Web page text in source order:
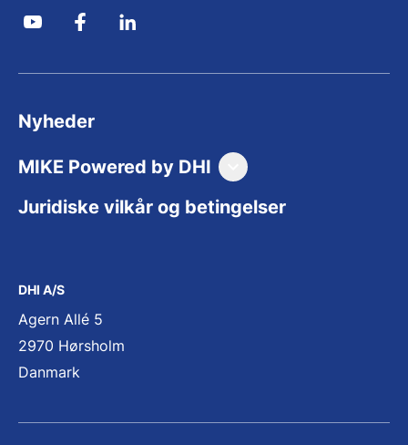
Nyheder
MIKE Powered by DHI
Forside (På Engelsk)
Priser (på Engelsk)
Træning (på Engelsk)
Juridiske vilkår og betingelser
DHI A/S
Agern Allé 5
2970 Hørsholm
Danmark